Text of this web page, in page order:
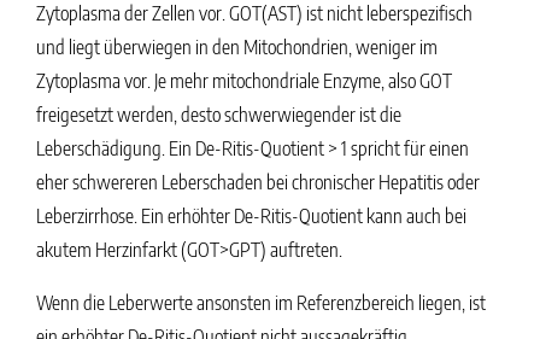
Zytoplasma der Zellen vor. GOT(AST) ist nicht leberspezifisch
und liegt überwiegen in den Mitochondrien, weniger im
Zytoplasma vor. Je mehr mitochondriale Enzyme, also GOT
freigesetzt werden, desto schwerwiegender ist die
Leberschädigung. Ein De-Ritis-Quotient > 1 spricht für einen
eher schwereren Leberschaden bei chronischer Hepatitis oder
Leberzirrhose. Ein erhöhter De-Ritis-Quotient kann auch bei
akutem Herzinfarkt (GOT>GPT) auftreten.
Wenn die Leberwerteansonsten im Referenzbereich liegen, ist